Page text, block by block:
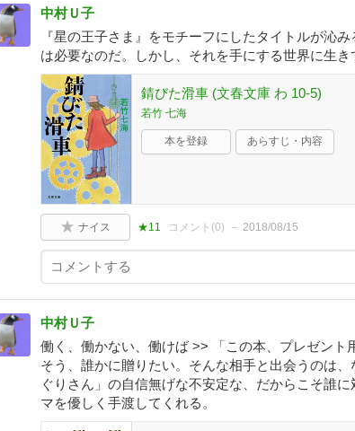
中村Ｕ子
『星の王子さま』をモチーフにしたタイトルが沁
は必要なのだ。しかし、それを手にする世界に生き
錆びた滑車 (文春文庫 わ 10-5)
若竹 七海
本を登録 あらすじ・内容
ナイス ★11 コメント(0) 2018/08/15
中村Ｕ子
働く、働かない、働けば >> 「この本、プレゼント
そう、誰かに贈りたい。そんな相手と出会うのは
ぐりさん」の自信無げな不安定な、だからこそ誰
マを優しく手渡してくれる。